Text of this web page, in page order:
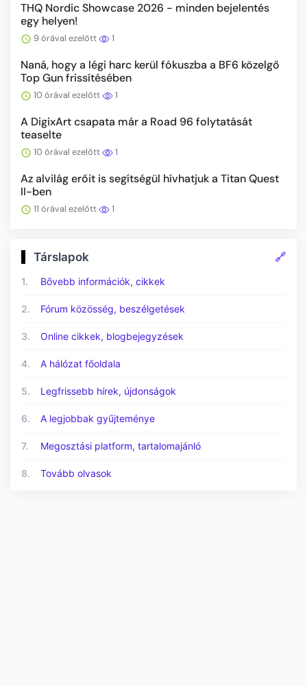
THQ Nordic Showcase 2026 - minden bejelentés
egy helyen!
9 órával ezelőtt 1
Naná, hogy a légi harc kerül fókuszba a BF6 közelgő
Top Gun frissítésében
10 órával ezelőtt 1
A DigixArt csapata már a Road 96 folytatását
teaselte
10 órával ezelőtt 1
Az alvilág erőit is segítségül hívhatjuk a Titan Quest
II-ben
11 órával ezelőtt 1
Társlapok 🔗
1. Bővebb információk, cikkek
2. Fórum közösség, beszélgetések
3. Online cikkek, blogbejegyzések
4. A hálózat főoldala
5. Legfrissebb hírek, újdonságok
6. A legjobbak gyűjteménye
7. Megosztási platform, tartalomajánló
8. Tovább olvasok